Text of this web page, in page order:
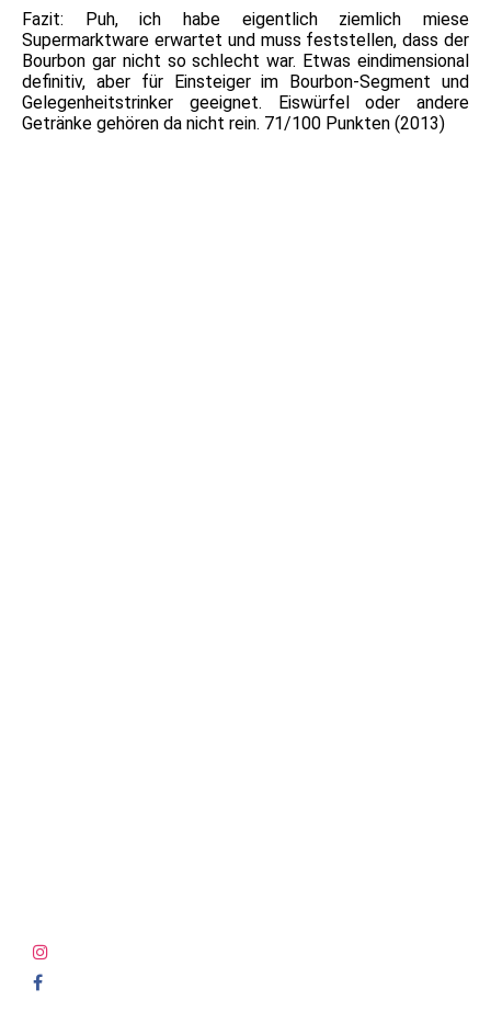
Fazit: Puh, ich habe eigentlich ziemlich miese
Supermarktware erwartet und muss feststellen, dass der
Bourbon gar nicht so schlecht war. Etwas eindimensional
definitiv, aber für Einsteiger im Bourbon-Segment und
Gelegenheitstrinker geeignet. Eiswürfel oder andere
Getränke gehören da nicht rein. 71/100 Punkten (2013)